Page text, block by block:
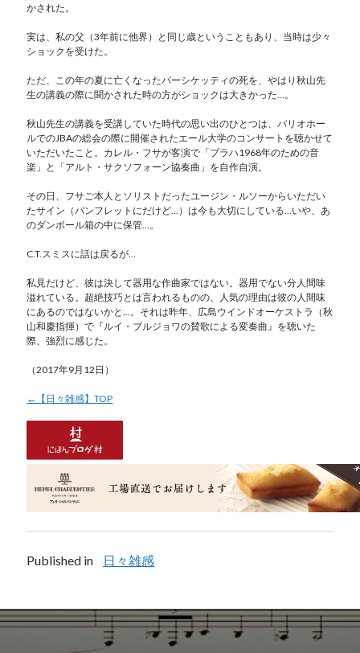
かされた。
実は、私の父（3年前に他界）と同じ歳ということもあり、当時は少々
ショックを受けた。
ただ、この年の夏に亡くなったパーシケッティの死を、やはり秋山先
生の講義の際に聞かされた時の方がショックは大きかった…。
秋山先生の講義を受講していた時代の思い出のひとつは、バリオホー
ルでのJBAの総会の際に開催されたエール大学のコンサートを聴かせて
いただいたこと。カレル・フサが客演で「プラハ1968年のための音
楽」と「アルト・サクソフォーン協奏曲」を自作自演。
その日、フサご本人とソリストだったユージン・ルソーからいただい
たサイン（パンフレットにだけど…）は今も大切にしている…いや、あ
のダンボール箱の中に保管…。
C.T.スミスに話は戻るが…
私見だけど、彼は決して器用な作曲家ではない。器用でない分人間味
溢れている。超絶技巧とは言われるものの、人気の理由は彼の人間味
にあるのではないかと…。それは昨年、広島ウインドオーケストラ（秋
山和慶指揮）で『ルイ・ブルジョワの賛歌による変奏曲』を聴いた
際、強烈に感じた。
（2017年9月12日）
←【日々雑感】TOP
Published in 日々雑感